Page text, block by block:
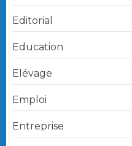
Editorial
Education
Elévage
Emploi
Entreprise